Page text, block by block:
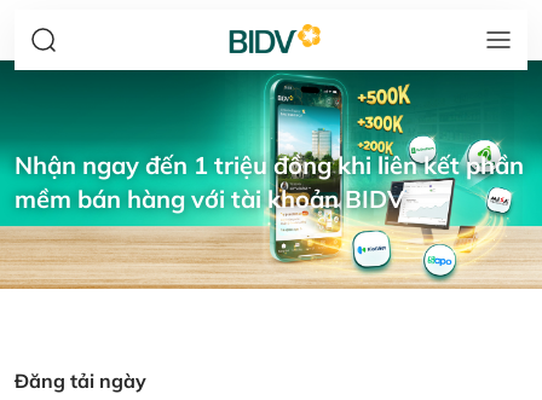
Nhận ngay đến 1 triệu đồng khi liên kết phần
mềm bán hàng với tài khoản BIDV
Đăng tải ngày